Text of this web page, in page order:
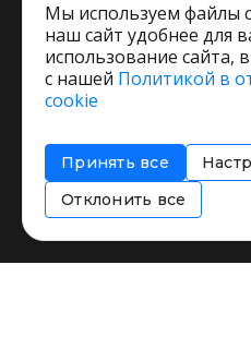
Соглашение об
Политика
Мы используем файлы
наш сайт удобнее для
использование сайта,
с нашей Политикой в
cookie
Принять все
Отклонить все